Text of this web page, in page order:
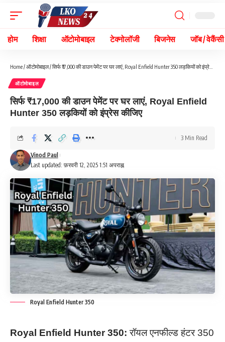
होम शिक्षा ऑटोमोबाइल टेक्नोलॉजी बिजनेस जॉब / वेकैंसी
Home/ऑटोमोबाइल/सिर्फ ₹17,000 की डाउन पेमेंट पर घर लाएं, Royal Enfield Hunter 350 लड़कियों को इंप्रेस कीजिए
ऑटोमोबाइल
सिर्फ ₹17,000 की डाउन पेमेंट पर घर लाएं, Royal Enfield
Hunter 350 लड़कियों को इंप्रेस कीजिए
Last updated: फ़रवरी 12, 2025 1:51 अपराह्न
Vinod Paul
3 Min Read
Royal Enfield Hunter 350
Royal Enfield Hunter 350: रॉयल एनफील्ड हंटर 350